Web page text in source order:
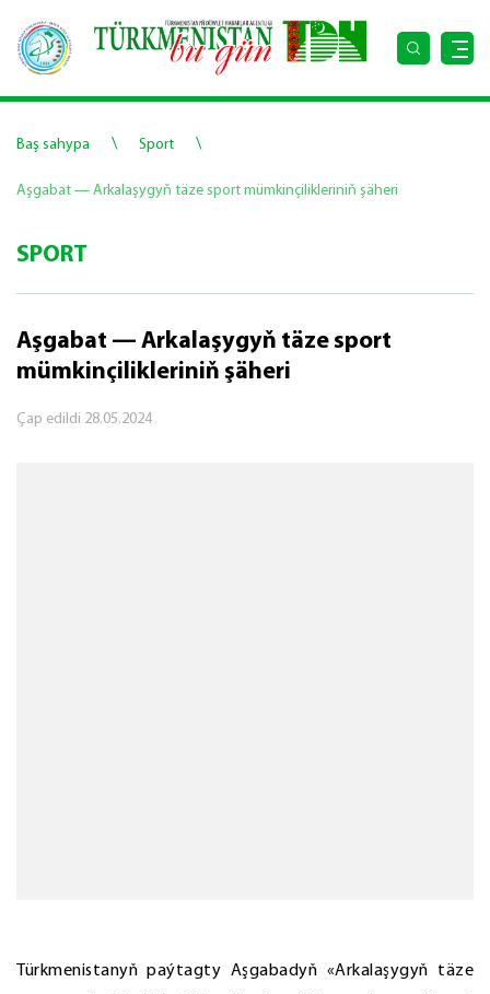
Baş sahypa \ Sport \
Aşgabat — Arkalaşygyň täze sport mümkinçilikleriniň şäheri
SPORT
Aşgabat — Arkalaşygyň täze sport
mümkinçilikleriniň şäheri
Çap edildi 28.05.2024
Türkmenistanyň paýtagty Aşgabadyň «Arkalaşygyň täze